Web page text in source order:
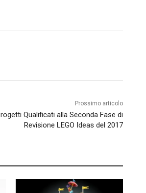
Prossimo articolo
Qualificati alla Seconda Fase di
Revisione LEGO Ideas del 2017